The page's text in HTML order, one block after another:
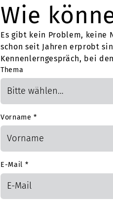
Wie
Es gibt kein Problem, keine
schon seit Jahren erprobt
Kennenlerngespräch, bei
Thema
Vorname*
E-Mail *